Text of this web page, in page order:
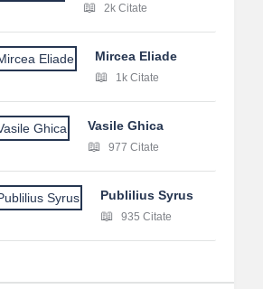
2k Citate
Mircea Eliade
1k Citate
Vasile Ghica
977 Citate
Publilius Syrus
935 Citate